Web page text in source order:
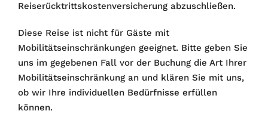
Reiserücktrittskostenversicherung abzuschließen.
Diese Reise ist nicht für Gäste mit
Mobilitätseinschränkungen geeignet. Bitte geben Sie
uns im gegebenen Fall vor der Buchung die Art Ihrer
Mobilitätseinschränkung an und klären Sie mit uns,
ob wir Ihre individuellen Bedürfnisse erfüllen
können.